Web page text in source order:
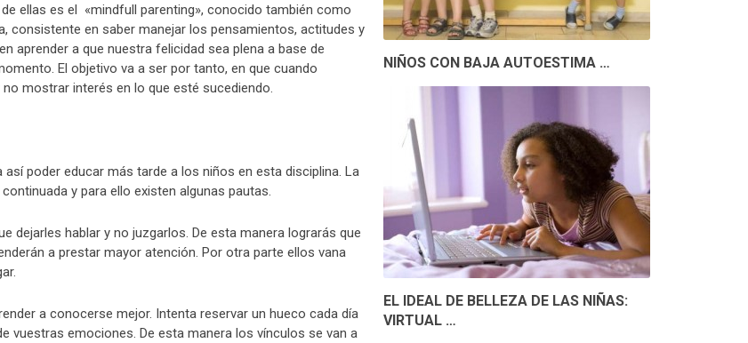
ellas es el «mindfull parenting», conocido también como
consistente en saber manejar los pensamientos, actitudes y
aprender a que nuestra felicidad sea plena a base de
El objetivo va a ser por tanto, en que cuando
mostrar interés en lo que esté sucediendo.
poder educar más tarde a los niños en esta disciplina. La
y para ello existen algunas pautas.
dejarles hablar y no juzgarlos. De esta manera lograrás que
a prestar mayor atención. Por otra parte ellos vana
a conocerse mejor. Intenta reservar un hueco cada día
vuestras emociones. De esta manera los vínculos se van a
NIÑOS CON BAJA AUTOESTIMA …
EL IDEAL DE BELLEZA DE LAS NIÑAS:
VIRTUAL …